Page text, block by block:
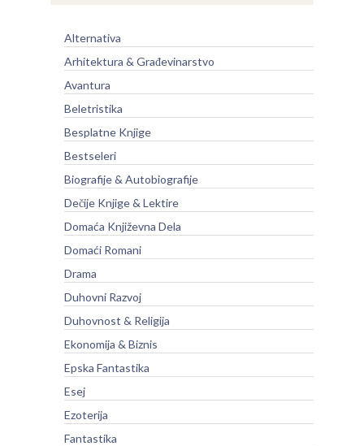
Alternativa
Arhitektura & Građevinarstvo
Avantura
Beletristika
Besplatne Knjige
Bestseleri
Biografije & Autobiografije
Dečije Knjige & Lektire
Domaća Književna Dela
Domaći Romani
Drama
Duhovni Razvoj
Duhovnost & Religija
Ekonomija & Biznis
Epska Fantastika
Esej
Ezoterija
Fantastika